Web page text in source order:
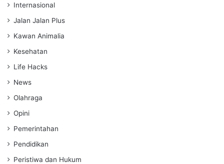
Internasional
Jalan Jalan Plus
Kawan Animalia
Kesehatan
Life Hacks
News
Olahraga
Opini
Pemerintahan
Pendidikan
Peristiwa dan Hukum